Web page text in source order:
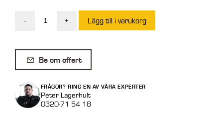
-
Intermercato
IT
450
GRX
20
utan
+ Lägg till i varukorg
Be om offert
FRÅGOR? RING EN AV VÅRA EXPERTER
Peter Lagerhult
0320-71 54 18